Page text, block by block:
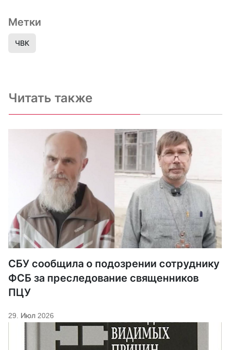
Метки
ЧВК
Читать также
СБУ сообщила о подозрении сотруднику
ФСБ за преследование священников
ПЦУ
29. Июл 2026